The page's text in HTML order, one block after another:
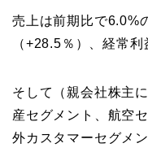
売上は前期比で6.0%
（+28.5％）、経常
そして（親会社株主
産セグメント、航空
外カスタマーセグメ